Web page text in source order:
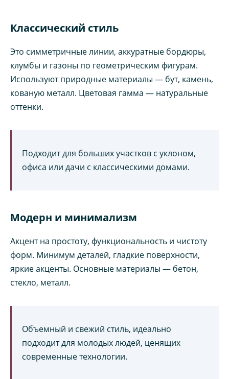
Классический стиль
Это симметричные линии, аккуратные бордюры,
клумбы и газоны по геометрическим фигурам.
Используют природные материалы — бут, камень,
кованую металл. Цветовая гамма — натуральные
оттенки.
Подходит для больших участков с уклоном,
офиса или дачи с классическими домами.
Модерн и минимализм
Акцент на простоту, функциональность и чистоту
форм. Минимум деталей, гладкие поверхности,
яркие акценты. Основные материалы — бетон,
стекло, металл.
Объемный и свежий стиль, идеально
подходит для молодых людей, ценящих
современные технологии.